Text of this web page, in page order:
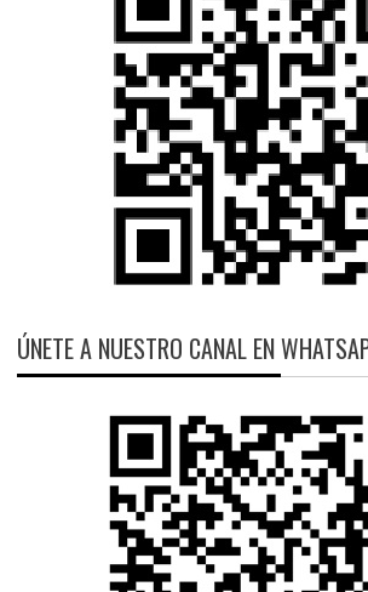
ÚNETE A NUESTRO CANAL EN